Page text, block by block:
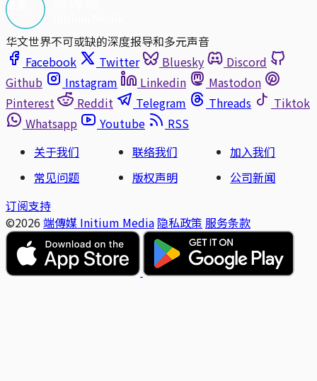
华文世界不可或缺的深度报导和多元声音
Facebook
Twitter Bluesky
Discord
Github
Instagram Linkedin
Mastodon
Pinterest
Reddit Telegram Threads
Tiktok
Whatsapp
Youtube
RSS
关于我们
联络我们
加入我们
常见问题
版权声明
公司新闻
订阅支持
©2026 端傳媒 Initium Media 隐私政策 服务条款